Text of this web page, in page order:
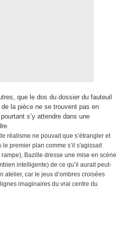
que le dos du dossier du fauteuil
la pièce ne se trouvent pas en
s’y attendre dans une
réalisme ne pouvait que s’étrangler et
premier plan comme s’il s'agissait
Bazille dresse une mise en scène
intelligente) de ce qu’il aurait peut-
atelier, car le jeux d’ombres croisées
imaginaires du vrai centre du